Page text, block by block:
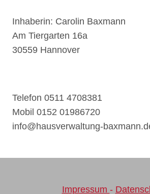
Inhaberin: Carolin Baxmann
Am Tiergarten 16a
30559 Hannover
Telefon 0511 4708381
Mobil 0152 01986720
info@hausverwaltung-
Impressum -